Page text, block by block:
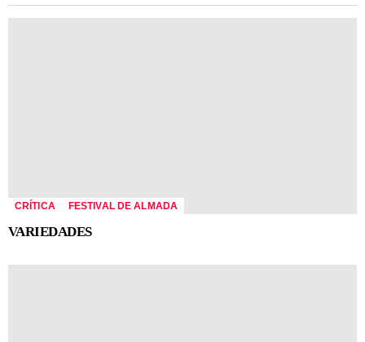
CRÍTICA FESTIVAL DE ALMADA
VARIEDADES